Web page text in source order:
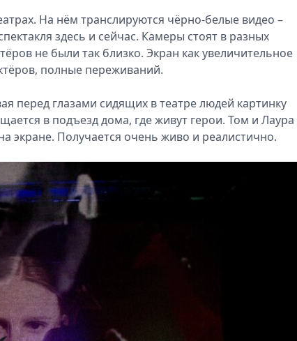
На нём транслируются чёрно-белые видео –
здесь и сейчас. Камеры стоят в разных
не были так близко. Экран как увеличительное
полные переживаний.
перед глазами сидящих в театре людей картинку
в подъезд дома, где живут герои. Том и Лаура
экране. Получается очень живо и реалистично.